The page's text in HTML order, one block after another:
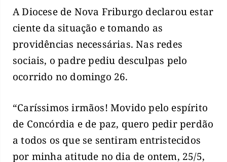
A Diocese de Nova Friburgo declarou estar
ciente da situação e tomando as
providências necessárias. Nas redes
sociais, o padre pediu desculpas pelo
ocorrido no domingo 26.
“Caríssimos irmãos! Movido pelo espírito
de Concórdia e de paz, quero pedir perdão
a todos os que se sentiram entristecidos
por minha atitude no dia de ontem, 25/5,